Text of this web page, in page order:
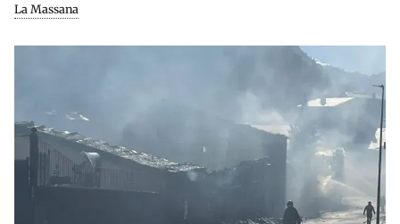
La Massana